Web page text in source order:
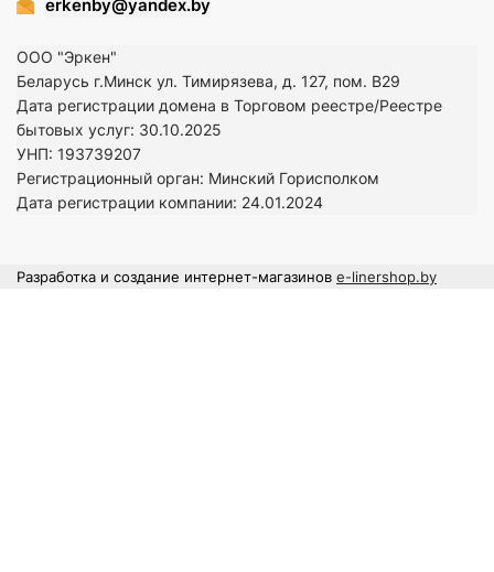
erkenby@yandex.by
ООО "Эркен"
Беларусь г.Минск ул. Тимирязева, д. 127, пом. В29
Дата регистрации домена в Торговом реестре/Реестре
бытовых услуг: 30.10.2025
УНП: 193739207
Регистрационный орган: Минский Горисполком
Дата регистрации компании: 24.01.2024
Разработка и создание интернет-магазинов e-linershop.by